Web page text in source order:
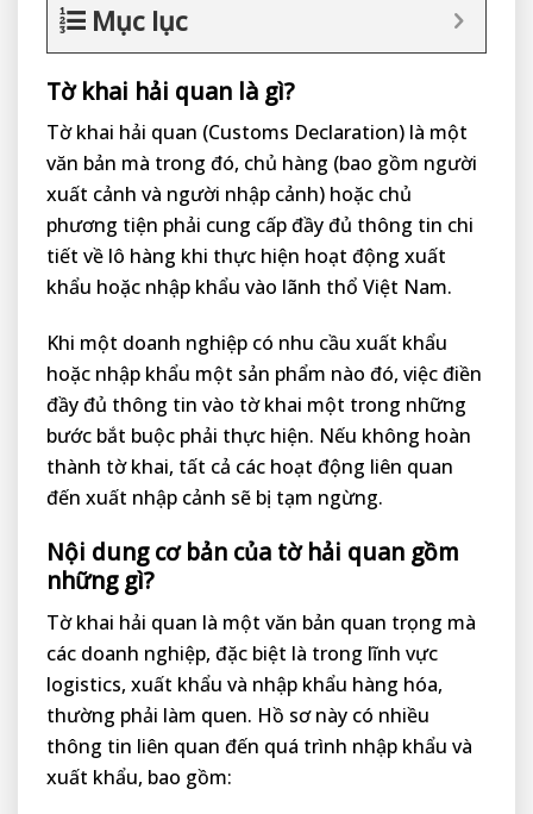
Mục lục
Tờ khai hải quan là gì?
Tờ khai hải quan (Customs Declaration) là một
văn bản mà trong đó, chủ hàng (bao gồm người
xuất cảnh và người nhập cảnh) hoặc chủ
phương tiện phải cung cấp đầy đủ thông tin chi
tiết về lô hàng khi thực hiện hoạt động xuất
khẩu hoặc nhập khẩu vào lãnh thổ Việt Nam.
Khi một doanh nghiệp có nhu cầu xuất khẩu
hoặc nhập khẩu một sản phẩm nào đó, việc điền
đầy đủ thông tin vào tờ khai một trong những
bước bắt buộc phải thực hiện. Nếu không hoàn
thành tờ khai, tất cả các hoạt động liên quan
đến xuất nhập cảnh sẽ bị tạm ngừng.
Nội dung cơ bản của tờ hải quan gồm
những gì?
Tờ khai hải quan là một văn bản quan trọng mà
các doanh nghiệp, đặc biệt là trong lĩnh vực
logistics, xuất khẩu và nhập khẩu hàng hóa,
thường phải làm quen. Hồ sơ này có nhiều
thông tin liên quan đến quá trình nhập khẩu và
xuất khẩu, bao gồm: